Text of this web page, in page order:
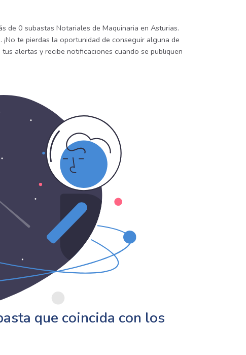
de 0 subastas Notariales de Maquinaria en Asturias.
te pierdas la oportunidad de conseguir alguna de
alertas y recibe notificaciones cuando se publiquen
que coincida con los